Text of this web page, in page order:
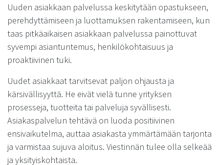
Uuden asiakkaan palvelussa keskitytään opastukseen,
perehdyttämiseen ja luottamuksen rakentamiseen, kun
taas pitkäaikaisen asiakkaan palvelussa painottuvat
syvempi asiantuntemus, henkilökohtaisuus ja
proaktiivinen tuki.
Uudet asiakkaat tarvitsevat paljon ohjausta ja
kärsivällisyyttä. He eivät vielä tunne yrityksen
prosesseja, tuotteita tai palveluja syvällisesti.
Asiakaspalvelun tehtävä on luoda positiivinen
ensivaikutelma, auttaa asiakasta ymmärtämään tarjonta
ja varmistaa sujuva aloitus. Viestinnän tulee olla selkeää
ja yksityiskohtaista.